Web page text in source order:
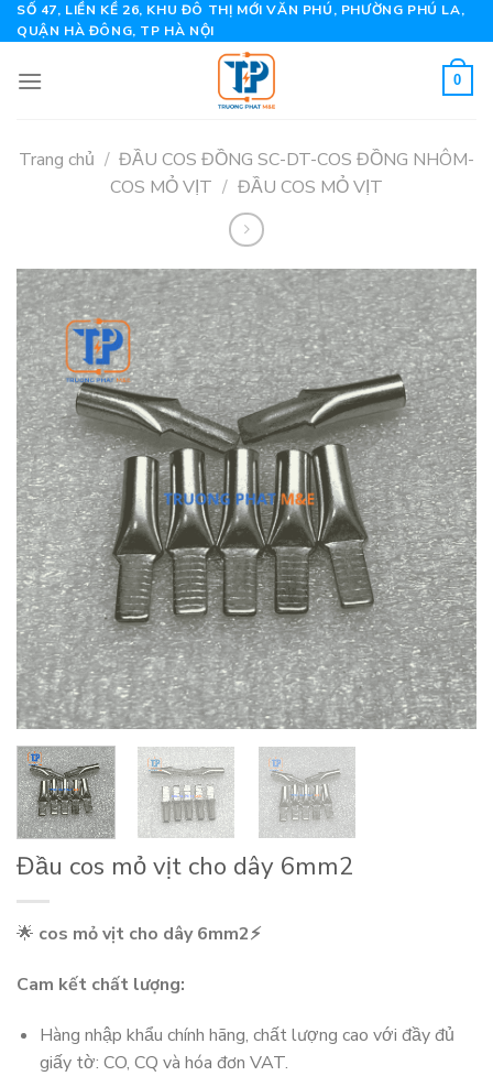
Skip
to
SỐ 47, LIỀN KỀ 26, KHU ĐÔ THỊ MỚI VĂN PHÚ, PHƯỜNG PHÚ LA,
QUẬN HÀ ĐÔNG, TP HÀ NỘI
0
Trang chủ / ĐẦU COS ĐỒNG SC-DT-COS ĐỒNG NHÔM-
COS MỎ VỊT / ĐẦU COS MỎ VỊT
Đầu cos mỏ vịt cho dây 6mm2
🌟 cos mỏ vịt cho dây 6mm2⚡
Cam kết chất lượng:
Hàng nhập khẩu chính hãng, chất lượng cao với đầy đủ
giấy tờ: CO, CQ và hóa đơn VAT.